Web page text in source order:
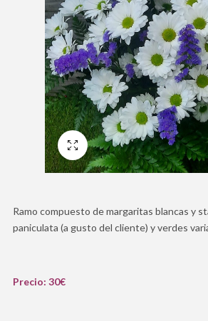
Pantalla Completa
Ramo compuesto de margaritas blancas y
paniculata (a gusto del cliente) y verdes
Precio: 30€